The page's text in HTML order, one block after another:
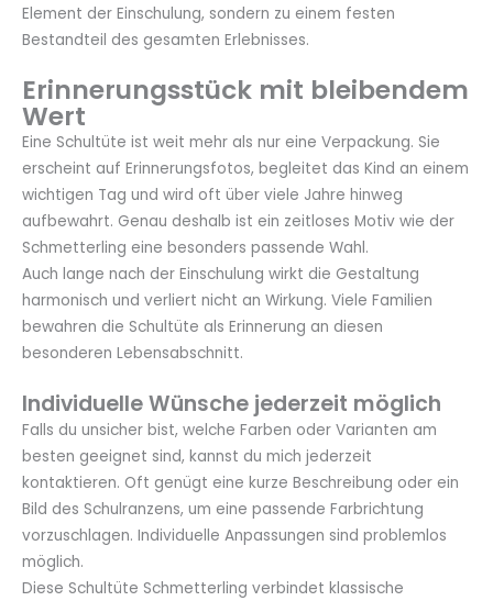
Element der Einschulung, sondern zu einem festen
Bestandteil des gesamten Erlebnisses.
Erinnerungsstück mit bleibendem
Wert
Eine Schultüte ist weit mehr als nur eine Verpackung. Sie
erscheint auf Erinnerungsfotos, begleitet das Kind an einem
wichtigen Tag und wird oft über viele Jahre hinweg
aufbewahrt. Genau deshalb ist ein zeitloses Motiv wie der
Schmetterling eine besonders passende Wahl.
Auch lange nach der Einschulung wirkt die Gestaltung
harmonisch und verliert nicht an Wirkung. Viele Familien
bewahren die Schultüte als Erinnerung an diesen
besonderen Lebensabschnitt.
Individuelle Wünsche jederzeit möglich
Falls du unsicher bist, welche Farben oder Varianten am
besten geeignet sind, kannst du mich jederzeit
kontaktieren. Oft genügt eine kurze Beschreibung oder ein
Bild des Schulranzens, um eine passende Farbrichtung
vorzuschlagen. Individuelle Anpassungen sind problemlos
möglich.
Diese Schultüte Schmetterling verbindet klassische